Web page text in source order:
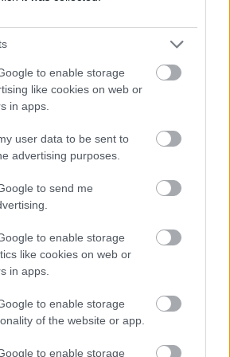
to enable storage
like cookies on web or
in apps.
user data to be sent to
advertising purposes.
to send me
to enable storage
like cookies on web or
in apps.
to enable storage
of the website or app.
to enable storage
kell lépned!
VAGY